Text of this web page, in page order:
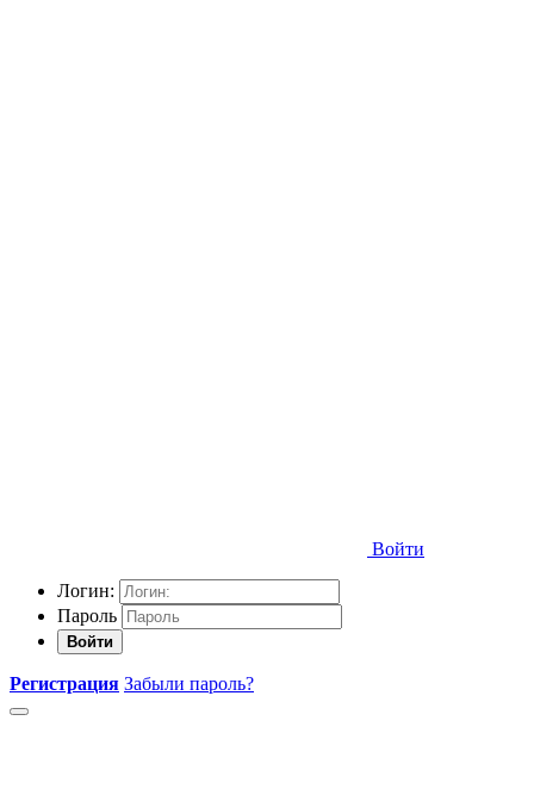
Войти
Логин:
Пароль
Войти
Регистрация Забыли пароль?